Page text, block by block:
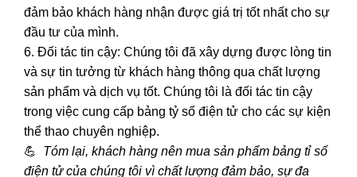
đảm bảo khách hàng nhận được giá trị tốt nhất cho sự
đầu tư của mình.
6. Đối tác tin cậy: Chúng tôi đã xây dựng được lòng tin
và sự tin tưởng từ khách hàng thông qua chất lượng
sản phẩm và dịch vụ tốt. Chúng tôi là đối tác tin cậy
trong việc cung cấp bảng tỷ số điện tử cho các sự kiện
thể thao chuyên nghiệp.
💪
Tóm lại, khách hàng nên mua sản phẩm bảng tỉ số
điện tử của chúng tôi vì chất lượng đảm bảo, sự đa